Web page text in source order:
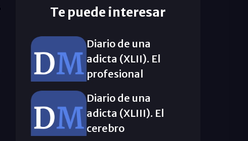
Te puede interesar
Diario de una
adicta (XLII). El
profesional
Diario de una
adicta (XLIII). El
cerebro